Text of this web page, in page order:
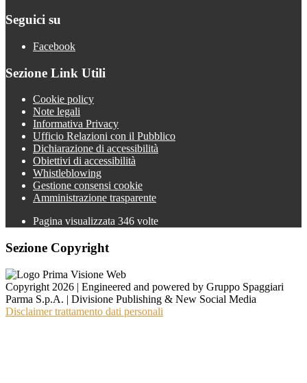
Seguici su
Facebook
Sezione Link Utili
Cookie policy
Note legali
Informativa Privacy
Ufficio Relazioni con il Pubblico
Dichiarazione di accessibilità
Obiettivi di accessibilità
Whistleblowing
Gestione consensi cookie
Amministrazione trasparente
Pagina visualizzata 346 volte
Sezione Copyright
Copyright 2026 | Engineered and powered by Gruppo Spaggiari
Parma S.p.A. | Divisione Publishing & New Social Media
Disclaimer trattamento dati personali